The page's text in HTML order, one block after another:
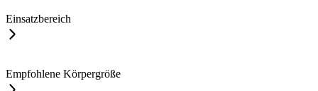
Einsatzbereich
Empfohlene Körpergröße